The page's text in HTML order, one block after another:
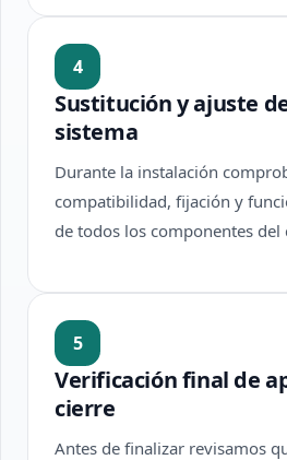
4
Sustitución y ajuste
sistema
Durante la instalación
compatibilidad, fijación y
de todos los componentes del
5
Verificación final de
cierre
Antes de finalizar revisamos